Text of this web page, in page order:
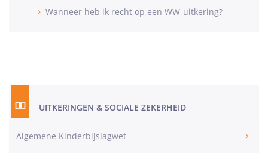
Wanneer heb ik recht op een WW-uitkering?
UITKERINGEN & SOCIALE ZEKERHEID
Algemene Kinderbijslagwet